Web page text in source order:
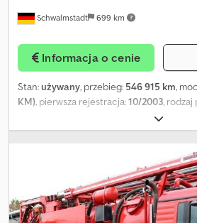
Schwalmstadt 699 km
Informacja o cenie
Stan:używany, przebieg: 546 915 km,
KM), pierwsza rejestracja:10/2003, rodzaj
, paliwo:diesel
Kombinowana jednostka czyszcząca Rok
nowy do 05/27 Przebieg: 546.915 km
ponieważ pojazd jest nadal użytkowany).
całkowita: 28 000 kg (7,5/13,0/9,0) Silnik:
kW EURO 3 Zbiornik paliwa: 300 l, strona
Wyposażenie dodatkowe: - ECAS – układ